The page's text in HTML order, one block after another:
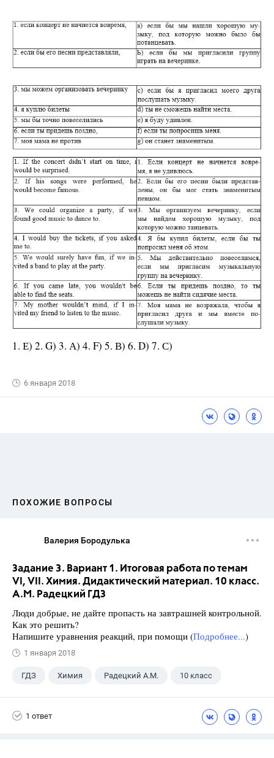
1. Е) 2. G) 3. А) 4. F) 5. В) 6. D) 7. С)
6 января 2018
ПОХОЖИЕ ВОПРОСЫ
Валерия Бородулька
Задание 3. Вариант 1. Итоговая работа по темам
VI, VII. Химия. Дидактический материал. 10 класс.
А.М. Радецкий ГДЗ
Люди добрые, не дайте пропасть на завтрашней контрольной.
Как это решить?
Напишите уравнения реакций, при помощи (Подробнее...)
1 января 2018
ГДЗ Химия Радецкий А.М. 10 класс
1 ответ